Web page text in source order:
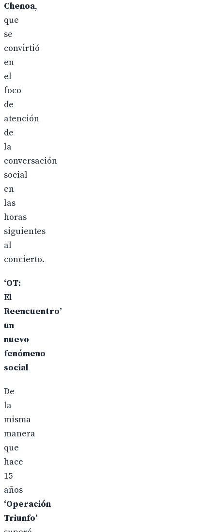
Chenoa,
que
se
convirtió
en
el
foco
de
atención
de
la
conversación
social
en
las
horas
siguientes
al
concierto.
‘OT:
El
Reencuentro’
un
nuevo
fenómeno
social
De
la
misma
manera
que
hace
15
años
‘Operación
Triunfo’